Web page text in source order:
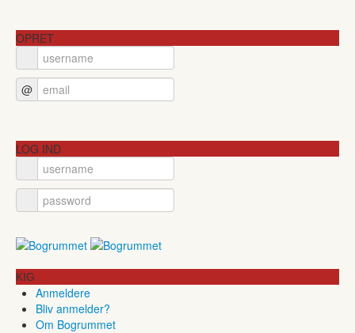
OPRET
@
LOG IND
KIG
Anmeldere
Bliv anmelder?
Om Bogrummet